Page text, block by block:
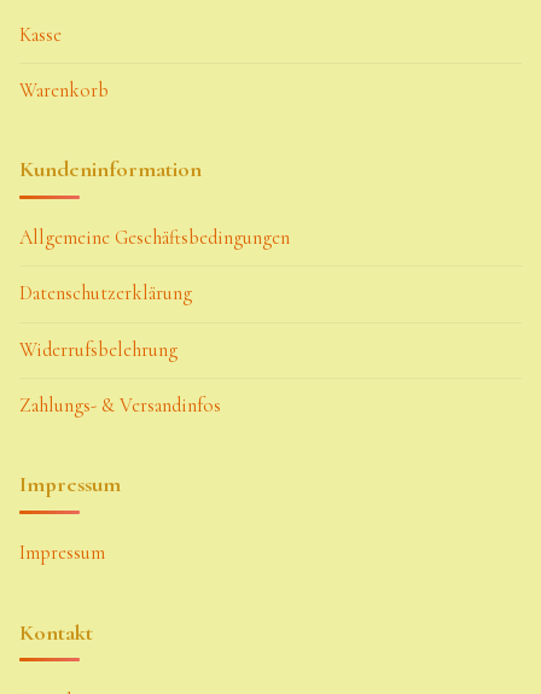
Kasse
Warenkorb
Kundeninformation
Allgemeine Geschäftsbedingungen
Datenschutzerklärung
Widerrufsbelehrung
Zahlungs- & Versandinfos
Impressum
Impressum
Kontakt